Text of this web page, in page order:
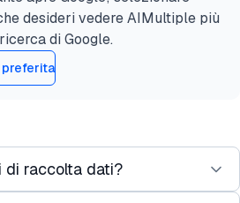
desideri vedere AIMultiple più
di Google.
preferita
di raccolta dati?